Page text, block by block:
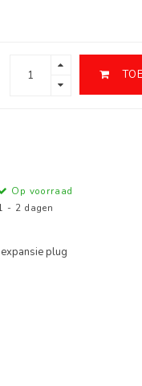
Op voorraad
- 2 dagen
plug